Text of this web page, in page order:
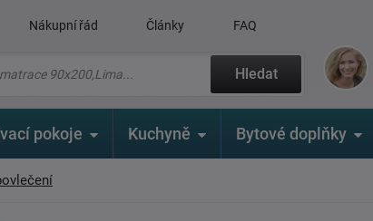
Nákupní řád Články FAQ
Hledat
pokoje Kuchyně Bytové doplňky